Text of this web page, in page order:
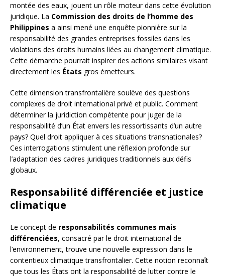
montée des eaux, jouent un rôle moteur dans cette évolution
juridique. La Commission des droits de l’homme des
Philippines a ainsi mené une enquête pionnière sur la
responsabilité des grandes entreprises fossiles dans les
violations des droits humains liées au changement climatique.
Cette démarche pourrait inspirer des actions similaires visant
directement les États gros émetteurs.
Cette dimension transfrontalière soulève des questions
complexes de droit international privé et public. Comment
déterminer la juridiction compétente pour juger de la
responsabilité d’un État envers les ressortissants d’un autre
pays? Quel droit appliquer à ces situations transnationales?
Ces interrogations stimulent une réflexion profonde sur
l’adaptation des cadres juridiques traditionnels aux défis
globaux.
Responsabilité différenciée et justice
climatique
Le concept de responsabilités communes mais
différenciées, consacré par le droit international de
l’environnement, trouve une nouvelle expression dans le
contentieux climatique transfrontalier. Cette notion reconnaît
que tous les États ont la responsabilité de lutter contre le